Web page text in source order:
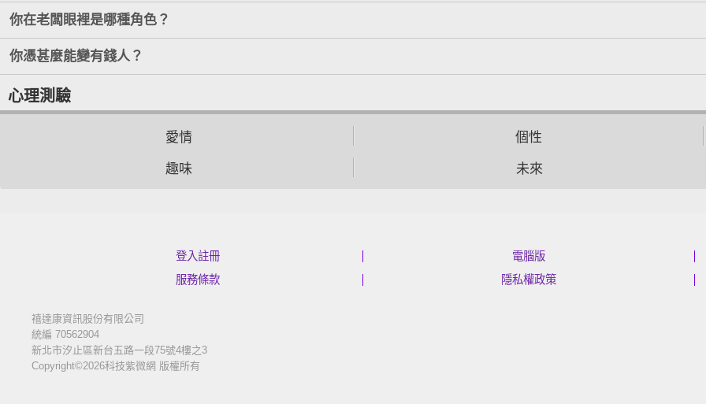
你在老闆眼裡是哪種角色？
你憑甚麼能變有錢人？
心理測驗
愛情 個性
趣味 未來
登入註冊
電腦版
服務條款
隱私權政策
禧達康資訊股份有限公司
統編 70562904
新北市汐止區新台五路一段75號4樓之3
Copyright©2026科技紫微網 版權所有